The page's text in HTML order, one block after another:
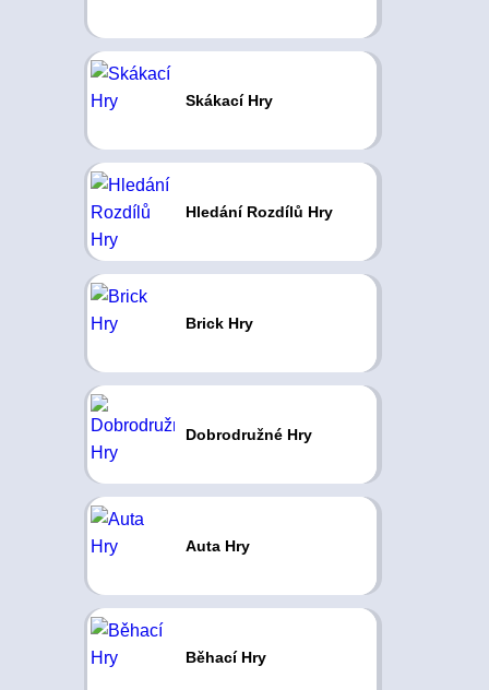
Skákací Hry
Hledání Rozdílů Hry
Brick Hry
Dobrodružné Hry
Auta Hry
Běhací Hry